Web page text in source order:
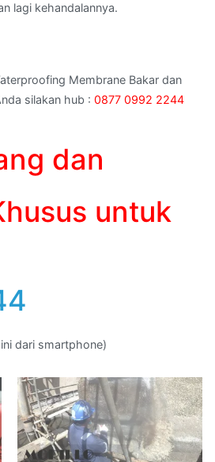
lagi kehandalannya.
Membrane Bakar dan
silakan hub : 0877 0992 2244
dan
untuk
dari smartphone)